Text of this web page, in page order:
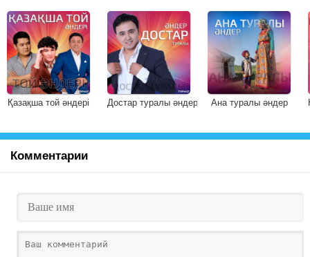
Қазақша той әндері Достар туралы әндер Ана туралы әндер
Комментарии